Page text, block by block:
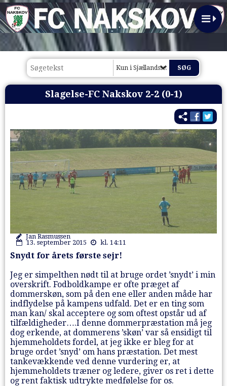
Kun i Sjællandsserien 2015/16
Slagelse-FC Nakskov 2-2 (0-1)
Jan Rasmussen
13. september 2015
kl. 14:11
Snydt for årets første sejr!
Jeg er simpelthen nødt til at bruge ordet ’snydt’ i min
overskrift. Fodboldkampe er ofte præget af
dommerskøn, som på den ene eller anden måde har
indflydelse på kampens udfald. Det er en ting som
man kan/ skal acceptere og som oftest opstår ud af
tilfældigheder….I denne dommerpræstation må jeg
dog erkende, at dommerens ’skøn’ var så ensidigt til
hjemmeholdets fordel, at jeg ikke er bleg for at
bruge ordet ’snyd’ om hans præstation. Det mest
tankevækkende ved denne vurdering er, at
hjemmeholdets træner og ledere, giver os ret i dette
og rent faktisk udtrykte medfølelse for os.